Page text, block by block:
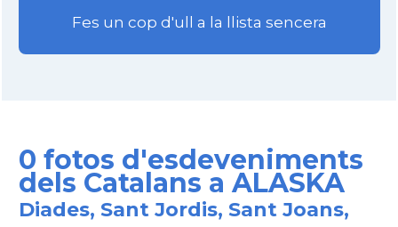
Fes un cop d'ull a la llista sencera
0 fotos d'esdeveniments
dels Catalans a ALASKA
Diades, Sant Jordis, Sant Joans,